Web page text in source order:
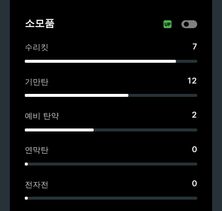
소모품
수리킷 7
기만탄 12
예비 탄약 2
연막탄 0
전자전 0